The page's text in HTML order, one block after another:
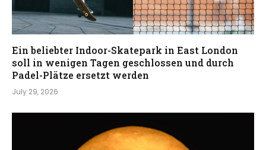
Ein beliebter Indoor-Skatepark in East London
soll in wenigen Tagen geschlossen und durch
Padel-Plätze ersetzt werden
July 29, 2026